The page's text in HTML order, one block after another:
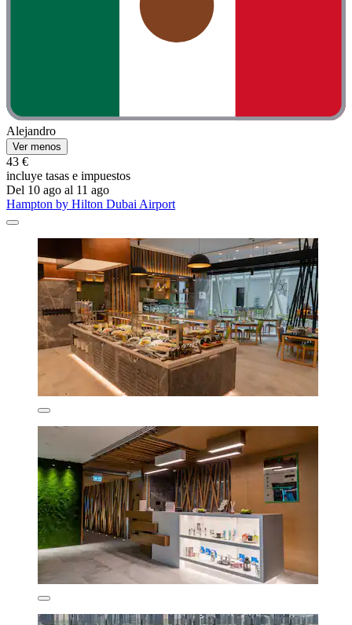
Alejandro
Ver menos
43 €
incluye tasas e impuestos
Del 10 ago al 11 ago
Hampton by Hilton Dubai Airport